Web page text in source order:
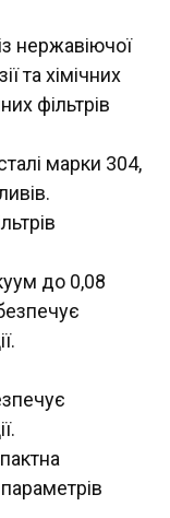
нержавіючої
та хімічних
фільтрів
марки 304,
до 0,08